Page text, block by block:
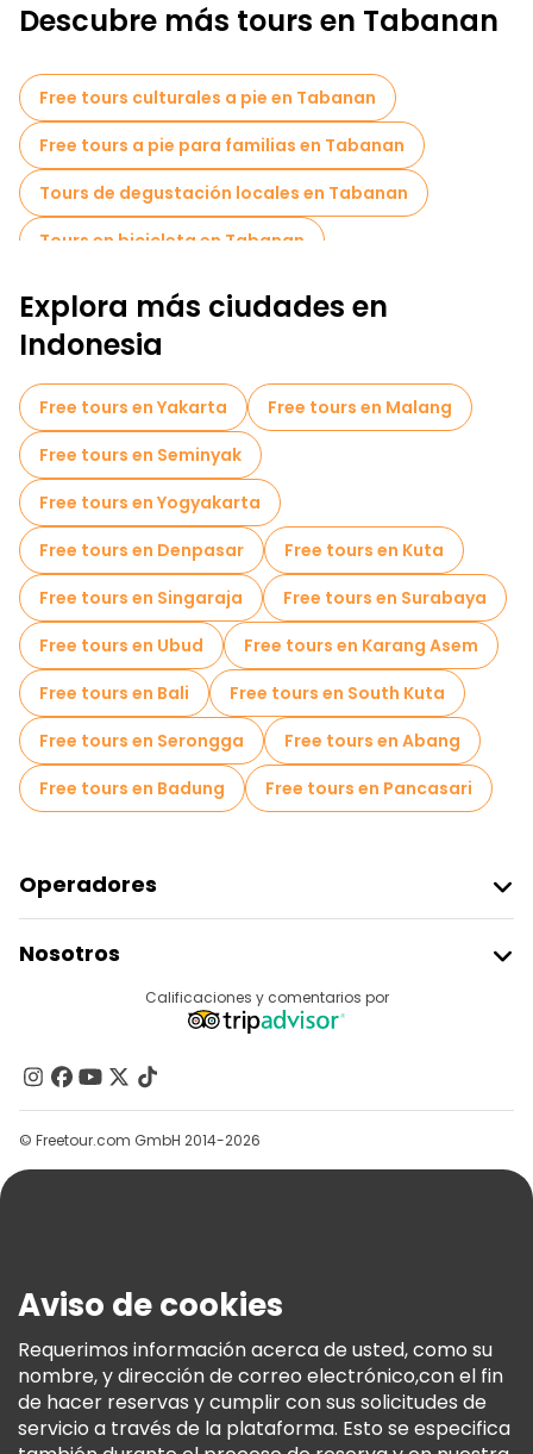
Descubre más tours en Tabanan
Free tours culturales a pie en Tabanan
Free tours a pie para familias en Tabanan
Tours de degustación locales en Tabanan
Tours en bicicleta en Tabanan
Explora más ciudades en
Indonesia
Free tours en Yakarta
Free tours en Malang
Free tours en Seminyak
Free tours en Yogyakarta
Free tours en Denpasar
Free tours en Kuta
Free tours en Singaraja
Free tours en Surabaya
Free tours en Ubud
Free tours en Karang Asem
Free tours en Bali
Free tours en South Kuta
Free tours en Serongga
Free tours en Abang
Free tours en Badung
Free tours en Pancasari
Operadores
Acceder Como Proveedor
Programa De Afiliados
Nosotros
Contacto
Grupos
Ayuda
Términos E Información Legal
Política De Cookies
Freetour Premios
Programa De Fidelidad
Calificaciones y comentarios por
© Freetour.com GmbH 2014-2026
Aviso de cookies
Requerimos información acerca de usted, como su
nombre, y dirección de correo electrónico,con el fin
de hacer reservas y cumplir con sus solicitudes de
servicio a través de la plataforma. Esto se especifica